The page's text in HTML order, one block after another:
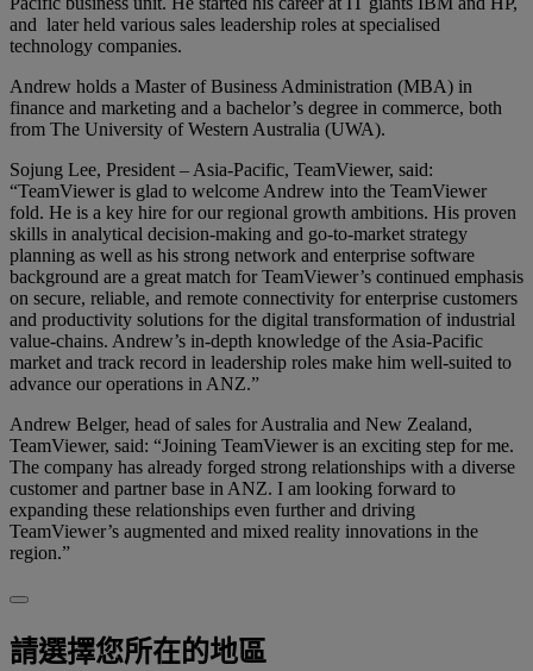
and later held various sales leadership roles at specialised
technology companies.
Andrew holds a Master of Business Administration (MBA) in
finance and marketing and a bachelor’s degree in commerce, both
from The University of Western Australia (UWA).
Sojung Lee, President – Asia-Pacific, TeamViewer, said:
“TeamViewer is glad to welcome Andrew into the TeamViewer
fold. He is a key hire for our regional growth ambitions. His proven
skills in analytical decision-making and go-to-market strategy
planning as well as his strong network and enterprise software
background are a great match for TeamViewer’s continued emphasis
on secure, reliable, and remote connectivity for enterprise customers
and productivity solutions for the digital transformation of industrial
value-chains. Andrew’s in-depth knowledge of the Asia-Pacific
market and track record in leadership roles make him well-suited to
advance our operations in ANZ.”
Andrew Belger, head of sales for Australia and New Zealand,
TeamViewer, said: “Joining TeamViewer is an exciting step for me.
The company has already forged strong relationships with a diverse
customer and partner base in ANZ. I am looking forward to
expanding these relationships even further and driving
TeamViewer’s augmented and mixed reality innovations in the
region.”
請選擇您所在的地區